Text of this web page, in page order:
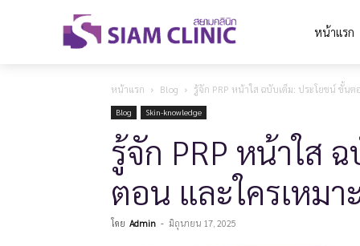
หน้าแรก
หน้าแรก Blog รู้จัก PRP หน้าใส ฉบับเต็ม: ประโยชน์ ขั้น
Blog Skin-knowledge
รู้จัก PRP หน้าใส
ตอน และใครเหมา
โดย Admin - มิถุนายน 17, 2025